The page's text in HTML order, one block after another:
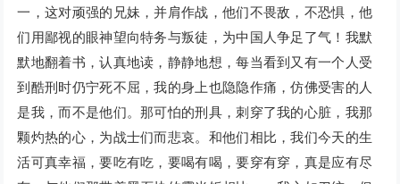
一，这对顽强的兄妹，并肩作战，他们不畏敌，不恐惧，他
们用鄙视的眼神望向特务与叛徒，为中国人争足了气！我默
默地翻着书，认真地读，静静地想，每当看到又有一个人受
到酷刑时仍宁死不屈，我的身上也隐隐作痛，仿佛受害的人
是我，而不是他们。那可怕的刑具，刺穿了我的心脏，我那
颗灼热的心，为战士们而悲哀。和他们相比，我们今天的生
活可真幸福，要吃有吃，要喝有喝，要穿有穿，真是应有尽